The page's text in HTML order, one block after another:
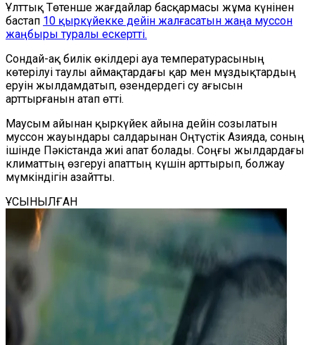
Ұлттық Төтенше жағдайлар басқармасы жұма күнінен
бастап 10 қыркүйекке дейін жалғасатын жаңа муссон
жаңбыры туралы ескертті.
Сондай-ақ билік өкілдері ауа температурасының
көтерілуі таулы аймақтардағы қар мен мұздықтардың
еруін жылдамдатып, өзендердегі су ағысын
арттырғанын атап өтті.
Маусым айынан қыркүйек айына дейін созылатын
муссон жауындары салдарынан Оңтүстік Азияда, соның
ішінде Пәкістанда жиі апат болады. Соңғы жылдардағы
климаттың өзгеруі апаттың күшін арттырып, болжау
мүмкіндігін азайтты.
ҰСЫНЫЛҒАН